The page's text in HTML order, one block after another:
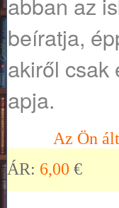
beíratja,
akiről csak
apja.
Az Ön
ÁR: 6,00 €